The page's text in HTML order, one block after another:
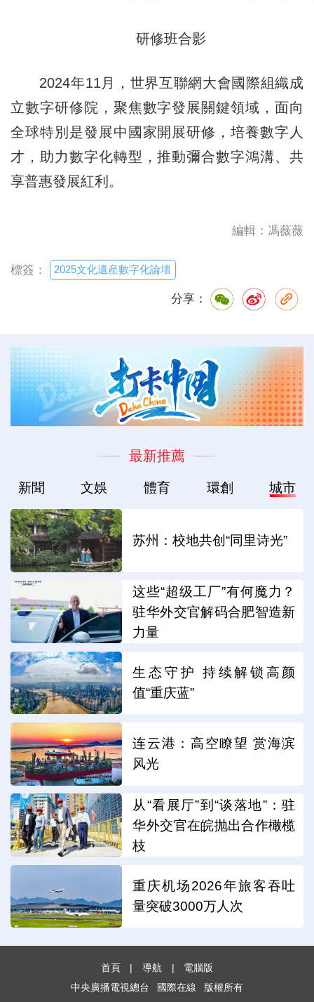
研修班合影
2024年11月，世界互聯網大會國際組織成
立數字研修院，聚焦數字發展關鍵領域，面向
全球特別是發展中國家開展研修，培養數字人
才，助力數字化轉型，推動彌合數字鴻溝、共
享普惠發展紅利。
編輯：馮薇薇
標簽： 2025文化遺産數字化論壇
分享：
最新推薦
新聞 文娛 體育 環創 城市
苏州：校地共创“同里诗光”
这些“超级工厂”有何魔力？
驻华外交官解码合肥智造新
力量
生态守护 持续解锁高颜
值“重庆蓝”
连云港：高空瞭望 赏海滨
风光
从“看展厅”到“谈落地”：驻
华外交官在皖抛出合作橄榄
枝
重庆机场2026年旅客吞吐
量突破3000万人次
首頁 | 導航 |
電腦版
中央廣播電視總台
國際在線 版權所有